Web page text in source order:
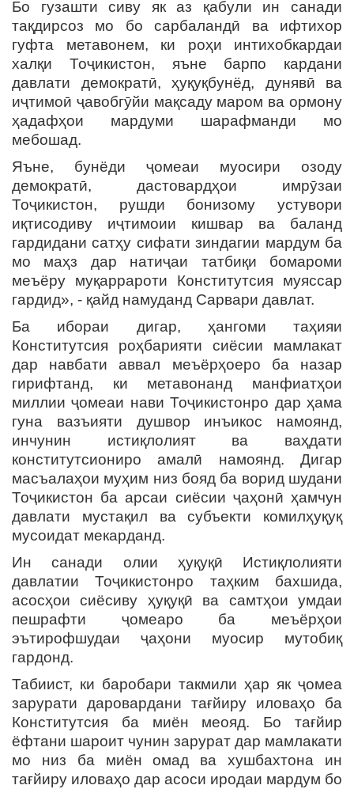
Бо гузашти сиву як аз қабули ин санади
тақдирсоз мо бо сарбаландӣ ва ифтихор
гуфта метавонем, ки роҳи интихобкардаи
халқи Тоҷикистон, яъне барпо кардани
давлати демократӣ, ҳуқуқбунёд, дунявӣ ва
иҷтимоӣ ҷавобгӯйи мақсаду маром ва ормону
ҳадафҳои мардуми шарафманди мо
мебошад.
Яъне, бунёди ҷомеаи муосири озоду
демократӣ, дастовардҳои имрӯзаи
Тоҷикистон, рушди бонизому устувори
иқтисодиву иҷтимоии кишвар ва баланд
гардидани сатҳу сифати зиндагии мардум ба
мо маҳз дар натиҷаи татбиқи бомароми
меъёру муқаррароти Конститутсия муяссар
гардид», - қайд намуданд Сарвари давлат.
Ба ибораи дигар, ҳангоми таҳияи
Конститутсия роҳбарияти сиёсии мамлакат
дар навбати аввал меъёрҳоеро ба назар
гирифтанд, ки метавонанд манфиатҳои
миллии ҷомеаи нави Тоҷикистонро дар ҳама
гуна вазъияти душвор инъикос намоянд,
инчунин истиқлолият ва ваҳдати
конститутсиониро амалӣ намоянд. Дигар
масъалаҳои муҳим низ бояд ба ворид шудани
Тоҷикистон ба арсаи сиёсии ҷаҳонӣ ҳамчун
давлати мустақил ва субъекти комилҳуқуқ
мусоидат мекарданд.
Ин санади олии ҳуқуқӣ Истиқлолияти
давлатии Тоҷикистонро таҳким бахшида,
асосҳои сиёсиву ҳуқуқӣ ва самтҳои умдаи
пешрафти ҷомеаро ба меъёрҳои
эътирофшудаи ҷаҳони муосир мутобиқ
гардонд.
Табиист, ки баробари такмили ҳар як ҷомеа
зарурати даровардани тағйиру иловаҳо ба
Конститутсия ба миён меояд. Бо тағйир
ёфтани шароит чунин зарурат дар мамлакати
мо низ ба миён омад ва хушбахтона ин
тағйиру иловаҳо дар асоси иродаи мардум бо